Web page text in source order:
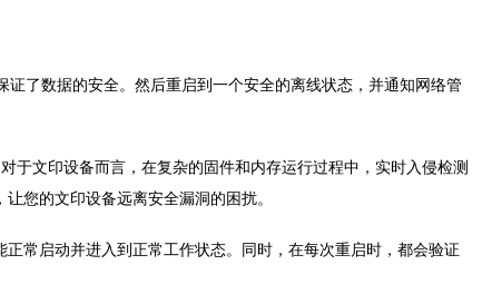
了数据的安全。然后重启到一个安全的离线状态，并通知网络管
文印设备而言，在复杂的固件和内存运行过程中，实时入侵检测
您的文印设备远离安全漏洞的困扰。
常启动并进入到正常工作状态。同时，在每次重启时，都会验证